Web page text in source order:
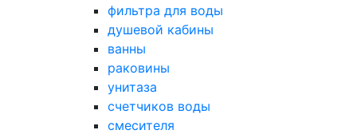
фильтра для воды
душевой кабины
ванны
раковины
унитаза
счетчиков воды
смесителя